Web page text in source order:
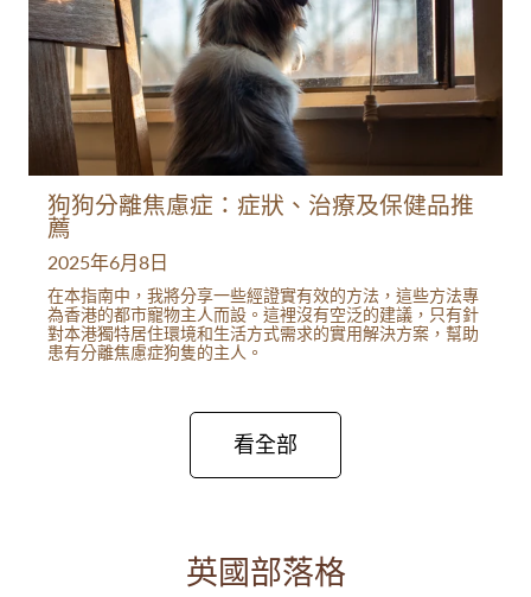
狗狗分離焦慮症：症狀、治療及保健品推
薦
2025年6月8日
在本指南中，我將分享一些經證實有效的方法，這些方法專
為香港的都市寵物主人而設。這裡沒有空泛的建議，只有針
對本港獨特居住環境和生活方式需求的實用解決方案，幫助
患有分離焦慮症狗隻的主人。
看全部
英國部落格